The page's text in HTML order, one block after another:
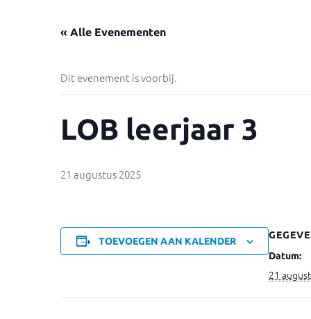
« Alle Evenementen
Dit evenement is voorbij.
LOB leerjaar 3
21 augustus 2025
TOEVOEGEN AAN KALENDER
Datum:
21